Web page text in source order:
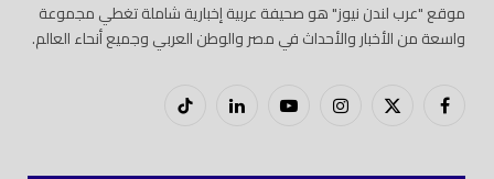
موقع "عرب لندن نيوز" هو صحيفة عربية إخبارية شاملة تغطي مجموعة
واسعة من الأخبار والأحداث في مصر والوطن العربي وجميع أنحاء العالم.
فيسبوكX
إنستغراميوتيوب لينكدود
تيك